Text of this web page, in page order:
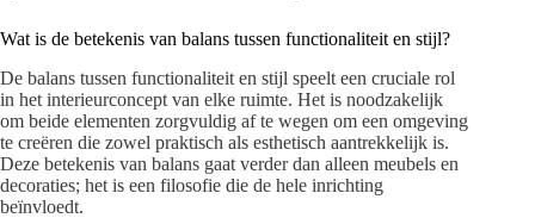
Wat is de betekenis van balans tussen functionaliteit en stijl?
De balans tussen functionaliteit en stijl speelt een cruciale rol
in het interieurconcept van elke ruimte. Het is noodzakelijk
om beide elementen zorgvuldig af te wegen om een omgeving
te creëren die zowel praktisch als esthetisch aantrekkelijk is.
Deze betekenis van balans gaat verder dan alleen meubels en
decoraties; het is een filosofie die de hele inrichting
beïnvloedt.